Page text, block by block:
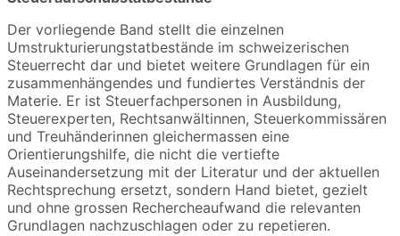
Der vorliegende Band stellt die einzelnen
Umstrukturierungstatbestände im schweizerischen
Steuerrecht dar und bietet weitere Grundlagen für ein
zusammenhängendes und fundiertes Verständnis der
Materie. Er ist Steuerfachpersonen in Ausbildung,
Steuerexperten, Rechtsanwältinnen, Steuerkommissären
und Treuhänderinnen gleichermassen eine
Orientierungshilfe, die nicht die vertiefte
Auseinandersetzung mit der Literatur und der aktuellen
Rechtsprechung ersetzt, sondern Hand bietet, gezielt
und ohne grossen Rechercheaufwand die relevanten
Grundlagen nachzuschlagen oder zu repetieren.